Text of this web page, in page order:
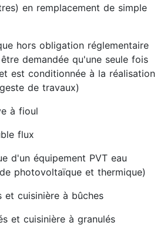
en remplacement de simple
hors obligation réglementaire
demandée qu'une seule fois
est conditionnée à la réalisation
de travaux)
à fioul
flux
d'un équipement PVT eau
photovoltaïque et thermique)
et cuisinière à bûches
et cuisinière à granulés